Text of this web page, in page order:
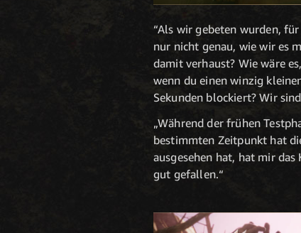
“Als wir gebeten wurden,
nur nicht genau, wie wir es
damit verhaust? Wie wäre
wenn du einen winzig
Sekunden blockiert? Wir
„Während der frühen
bestimmten Zeitpunkt hat
ausgesehen hat, hat mir
gut gefallen.“